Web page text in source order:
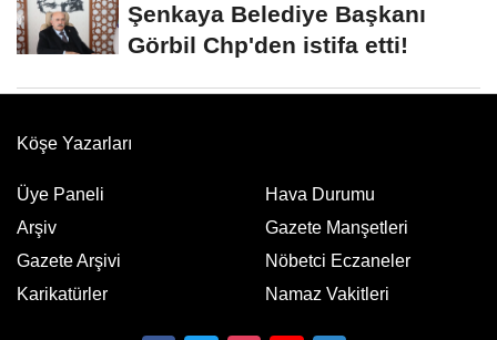
Şenkaya Belediye Başkanı
Görbil Chp'den istifa etti!
Köşe Yazarları
Üye Paneli
Arşiv
Gazete Arşivi
Karikatürler
Hava Durumu
Gazete Manşetleri
Nöbetci Eczaneler
Namaz Vakitleri